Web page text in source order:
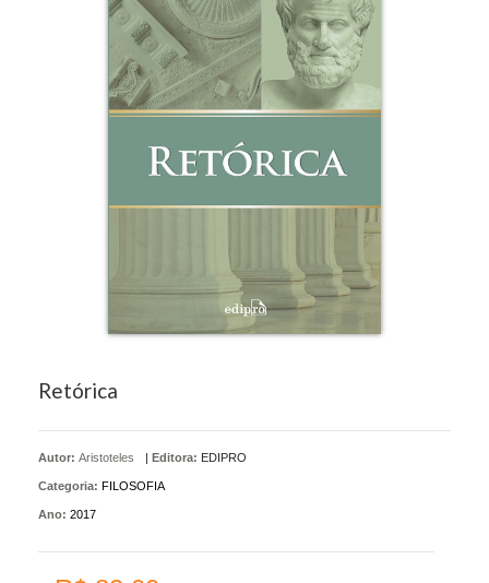
Retórica
Autor: Aristoteles Editora: EDIPRO
Categoria: FILOSOFIA
Ano: 2017